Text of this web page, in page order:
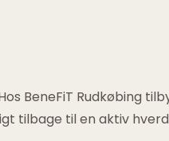
BeneFiT Rudkøbing
tilbage til en aktiv